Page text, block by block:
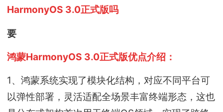
HarmonyOS 3.0正式版吗
要
鸿蒙HarmonyOS 3.0正式版优点介绍：
1、鸿蒙系统实现了模块化结构，对应不同平台可
以弹性部署，灵活适配全场景丰富终端形态，这也